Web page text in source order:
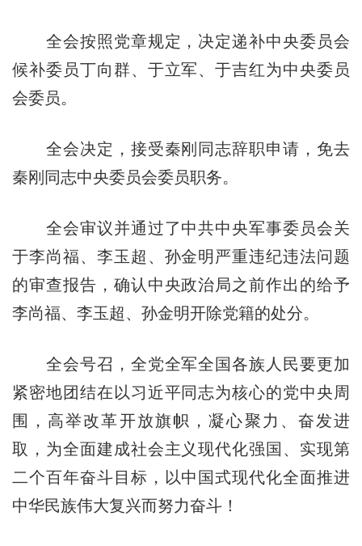
全会按照党章规定，决定递补中央委员会
候补委员丁向群、于立军、于吉红为中央委员
会委员。
全会决定，接受秦刚同志辞职申请，免去
秦刚同志中央委员会委员职务。
全会审议并通过了中共中央军事委员会关
于李尚福、李玉超、孙金明严重违纪违法问题
的审查报告，确认中央政治局之前作出的给予
李尚福、李玉超、孙金明开除党籍的处分。
全会号召，全党全军全国各族人民要更加
紧密地团结在以习近平同志为核心的党中央周
围，高举改革开放旗帜，凝心聚力、奋发进
取，为全面建成社会主义现代化强国、实现第
二个百年奋斗目标，以中国式现代化全面推进
中华民族伟大复兴而努力奋斗！